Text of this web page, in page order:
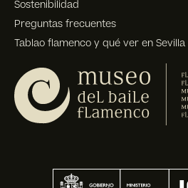
Sostenibilidad
Preguntas frecuentes
Tablao flamenco y qué ver en Sevilla